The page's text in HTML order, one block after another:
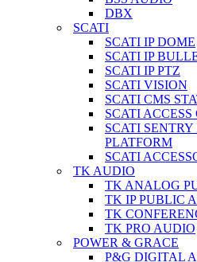
DBX
SCATI
SCATI IP DOME
SCATI IP
SCATI IP PTZ
SCATI VISION
SCATI CMS
SCATI
SCATI
PLATFORM
SCATI
TK AUDIO
TK ANALOG
TK IP PUBLIC
TK
TK PRO AUDIO
POWER & GRACE
P&G DIGITAL